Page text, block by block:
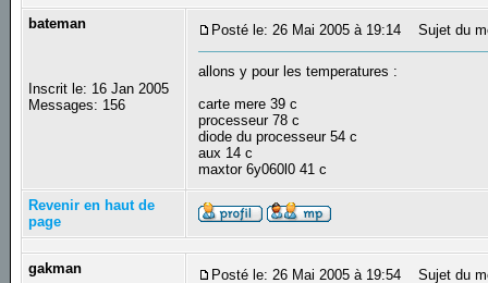
bateman
Inscrit le: 16 Jan 2005
Messages: 156
Posté le: 26 Mai 2005 à 19:14 Sujet du
allons y pour les temperatures :
carte mere 39 c
processeur 78 c
diode du processeur 54 c
aux 14 c
maxtor 6y060l0 41 c
Revenir en haut de
page
gakman Posté le: 26 Mai 2005 à 19:54 Sujet du